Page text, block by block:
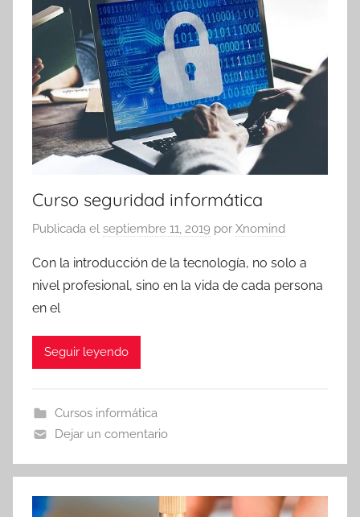
Curso seguridad informática
Publicada el septiembre 11, 2019 por Xnomind
Con la introducción de la tecnología, no solo a
nivel profesional, sino en la vida de cada persona
en el
Seguir leyendo
Cursos informática
Dejar un comentario